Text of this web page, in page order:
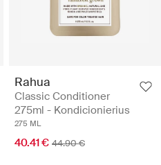
Rahua
Classic Conditioner
275ml - Kondicionierius
275 ML
40.41 € 44.90 €